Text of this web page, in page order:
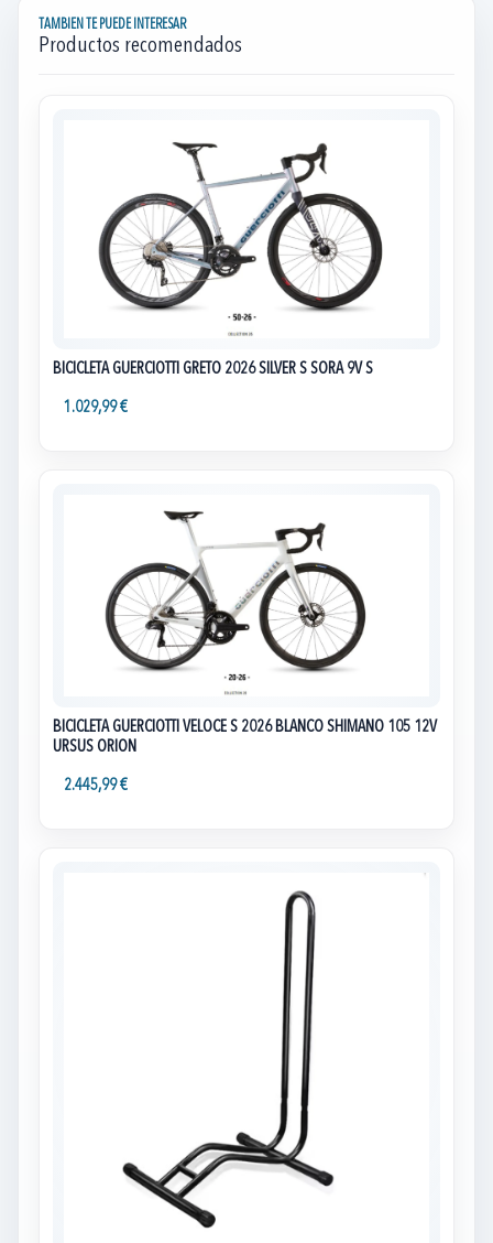
TAMBIEN TE PUEDE INTERESAR
Productos recomendados
BICICLETA GUERCIOTTI GRETO 2026 SILVER S SORA 9V S
1.029,99 €
BICICLETA GUERCIOTTI VELOCE S 2026 BLANCO SHIMANO 105 12V
URSUS ORION
2.445,99 €